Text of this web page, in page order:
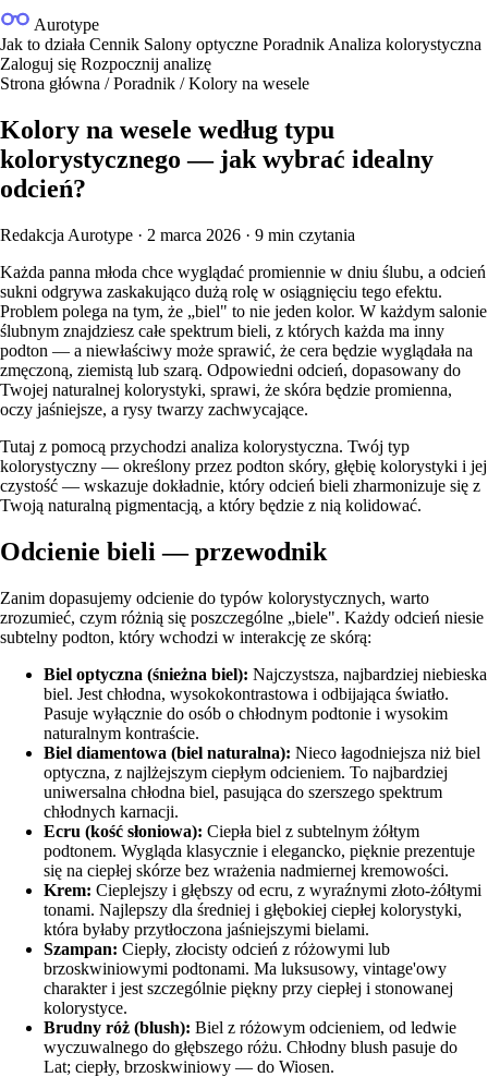
Aurotype
Jak to działa Cennik Salony optyczne Poradnik Analiza kolorystyczna
Zaloguj się Rozpocznij analizę
Strona główna / Poradnik / Kolory na wesele
Kolory na wesele według typu
kolorystycznego — jak wybrać idealny
odcień?
Redakcja Aurotype · 2 marca 2026 · 9 min czytania
Każda panna młoda chce wyglądać promiennie w dniu ślubu, a odcień
sukni odgrywa zaskakująco dużą rolę w osiągnięciu tego efektu.
Problem polega na tym, że „biel" to nie jeden kolor. W każdym salonie
ślubnym znajdziesz całe spektrum bieli, z których każda ma inny
podton — a niewłaściwy może sprawić, że cera będzie wyglądała na
zmęczoną, ziemistą lub szarą. Odpowiedni odcień, dopasowany do
Twojej naturalnej kolorystyki, sprawi, że skóra będzie promienna,
oczy jaśniejsze, a rysy twarzy zachwycające.
Tutaj z pomocą przychodzi analiza kolorystyczna. Twój typ
kolorystyczny — określony przez podton skóry, głębię kolorystyki i jej
czystość — wskazuje dokładnie, który odcień bieli zharmonizuje się z
Twoją naturalną pigmentacją, a który będzie z nią kolidować.
Odcienie bieli — przewodnik
Zanim dopasujemy odcienie do typów kolorystycznych, warto
zrozumieć, czym różnią się poszczególne „biele". Każdy odcień niesie
subtelny podton, który wchodzi w interakcję ze skórą:
Biel optyczna (śnieżna biel): Najczystsza, najbardziej niebieska
biel. Jest chłodna, wysokokontrastowa i odbijająca światło.
Pasuje wyłącznie do osób o chłodnym podtonie i wysokim
naturalnym kontraście.
Biel diamentowa (biel naturalna): Nieco łagodniejsza niż biel
optyczna, z najlżejszym ciepłym odcieniem. To najbardziej
uniwersalna chłodna biel, pasująca do szerszego spektrum
chłodnych karnacji.
Ecru (kość słoniowa): Ciepła biel z subtelnym żółtym
podtonem. Wygląda klasycznie i elegancko, pięknie prezentuje
się na ciepłej skórze bez wrażenia nadmiernej kremowości.
Krem: Cieplejszy i głębszy od ecru, z wyraźnymi złoto-żółtymi
tonami. Najlepszy dla średniej i głębokiej ciepłej kolorystyki,
która byłaby przytłoczona jaśniejszymi bielami.
Szampan: Ciepły, złocisty odcień z różowymi lub
brzoskwiniowymi podtonami. Ma luksusowy, vintage'owy
charakter i jest szczególnie piękny przy ciepłej i stonowanej
kolorystyce.
Brudny róż (blush): Biel z różowym odcieniem, od ledwie
wyczuwalnego do głębszego różu. Chłodny blush pasuje do
Lat; ciepły, brzoskwiniowy — do Wiosen.